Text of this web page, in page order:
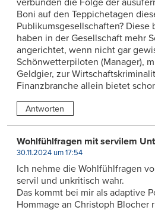
verbunden die Folge der
Boni auf den Teppichetagen
Publikumsgesellschaften? Diese
haben in der Gesellschaft mehr
angerichtet, wenn nicht gar
Schönwetterpiloten (Manager),
Geldgier, zur
Finanzbranche allein bietet
Antworten
Wohlfühlfragen mit servilem
30.11.2024 um 17:54
Ich nehme die Wohlfühlfragen
servil und unkritisch wahr.
Das kommt bei mir als adaptive
Hommage an Christoph Blocher